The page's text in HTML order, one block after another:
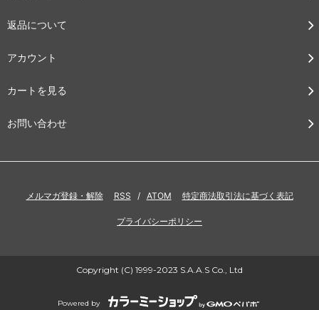
返品について
アカウント
カートを見る
お問い合わせ
メルマガ登録・解除 RSS / ATOM 特定商法取引法に基づく表記
プライバシーポリシー
Copyright (C) 1999-2023 S.A.A.S Co., Ltd
Powered by